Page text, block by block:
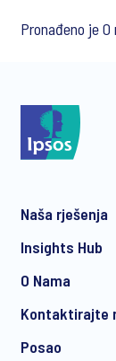
Pronađeno je
Naša rješenja
Insights Hub
O Nama
Kontaktirajte
Posao